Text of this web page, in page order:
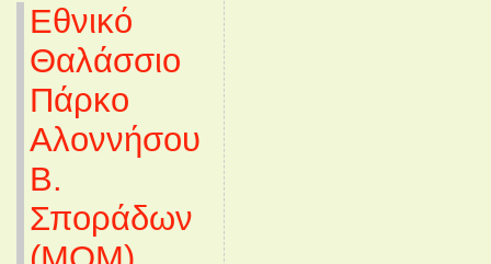
Εθνικό
Θαλάσσιο
Πάρκο
Αλοννήσου
Β.
Σποράδων